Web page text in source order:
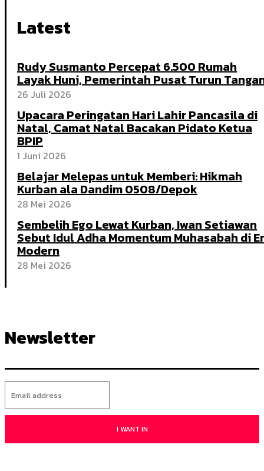
Latest
Rudy Susmanto Percepat 6.500 Rumah
Layak Huni, Pemerintah Pusat Turun
26 Juli 2026
Upacara Peringatan Hari Lahir Pancasila di
Natal, Camat Natal Bacakan Pidato Ketua
BPIP
1 Juni 2026
Belajar Melepas untuk Memberi: Hikmah
Kurban ala Dandim 0508/Depok
28 Mei 2026
Sembelih Ego Lewat Kurban, Iwan Setiawan
Sebut Idul Adha Momentum Muhasabah di
Modern
28 Mei 2026
Newsletter
I WANT IN